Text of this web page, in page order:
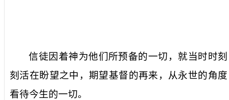
信徒因着神为他们所预备的一切，就当时时刻
刻活在盼望之中，期望基督的再来，从永世的角度
看待今生的一切。